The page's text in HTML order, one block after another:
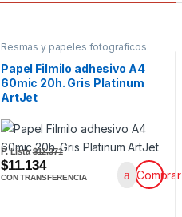
Resmas y papeles fotograficos
Papel Filmilo adhesivo A4
60mic 20h. Gris Platinum
ArtJet
P. Lista$12.371
$11.134
CON TRANSFERENCIA Comprar